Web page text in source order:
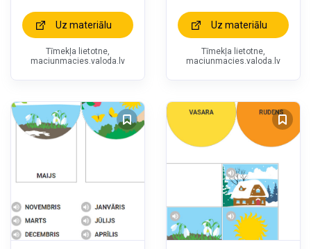
Uz materiālu
Tīmekļa lietotne,
maciunmacies.valoda.lv
Uz materiālu
Tīmekļa lietotne,
maciunmacies.valoda.lv